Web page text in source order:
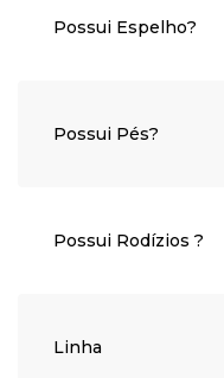
Possui Espelho?
Possui Pés?
Possui Rodízios ?
Linha